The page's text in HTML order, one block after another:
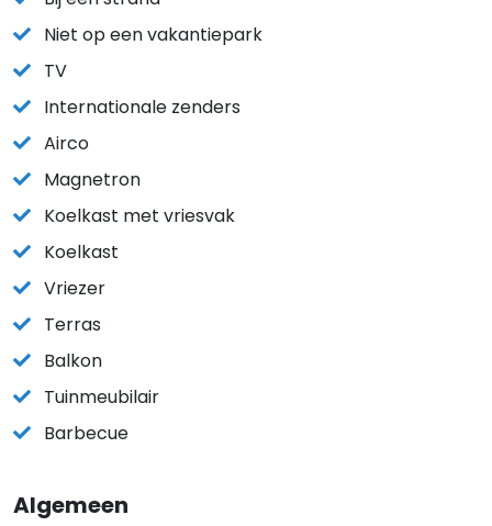
Niet op een vakantiepark
TV
Internationale zenders
Airco
Magnetron
Koelkast met vriesvak
Koelkast
Vriezer
Terras
Balkon
Tuinmeubilair
Barbecue
Algemeen